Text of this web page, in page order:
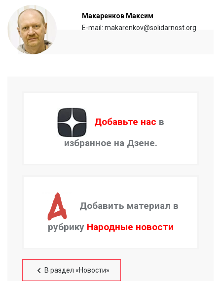
Макаренков Максим
E-mail: makarenkov@solidarnost.org
Добавьте нас в
избранное на Дзене.
Добавить материал в
рубрику Народные новости
В раздел «Новости»